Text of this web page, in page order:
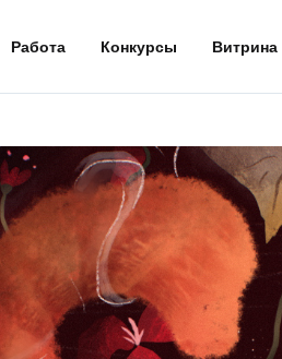
Работа Конкурсы Витрина